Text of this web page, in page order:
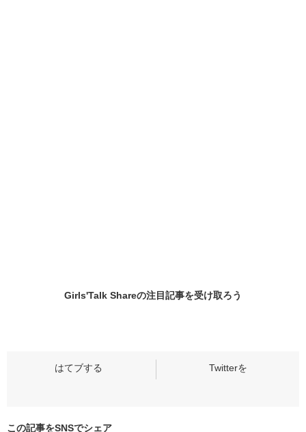
Girls'Talk Shareの注目記事を受け取ろう
この記事をSNSでシェア